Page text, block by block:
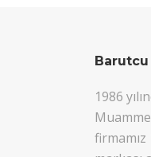
1986
firmamız